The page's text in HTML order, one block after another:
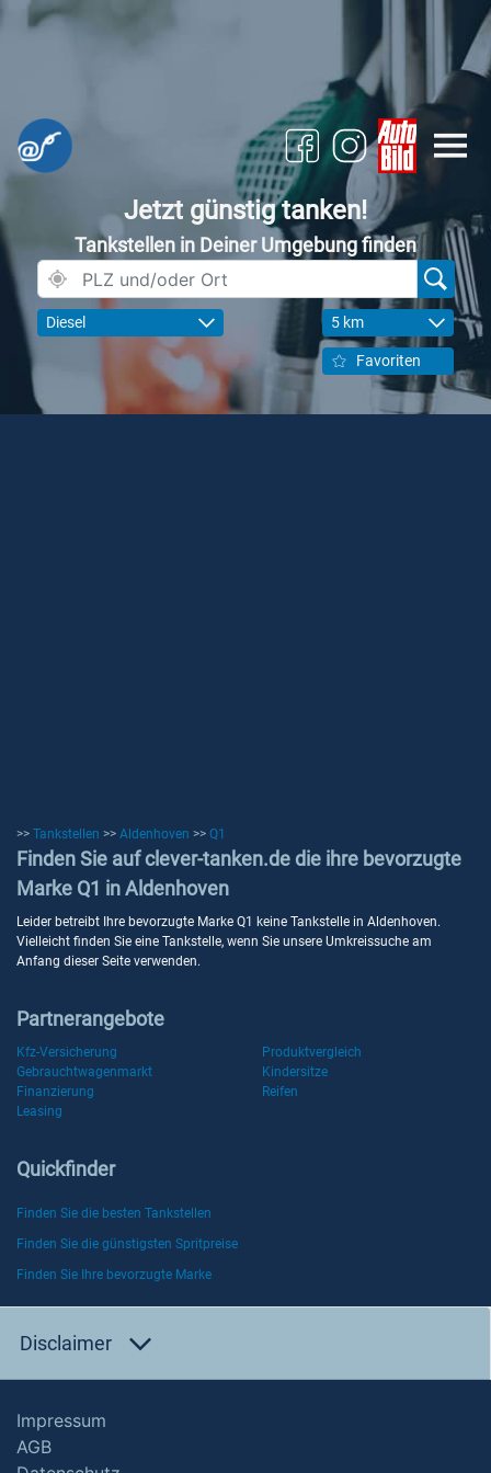
Jetzt günstig tanken!
Tankstellen in Deiner Umgebung finden
Diesel 5 km
Favoriten
>> Tankstellen >> Aldenhoven >> Q1
Finden Sie auf clever-tanken.de die ihre bevorzugte
Marke Q1 in Aldenhoven
Leider betreibt Ihre bevorzugte Marke Q1 keine Tankstelle in Aldenhoven.
Vielleicht finden Sie eine Tankstelle, wenn Sie unsere Umkreissuche am
Anfang dieser Seite verwenden.
Partnerangebote
Kfz-Versicherung
Produktvergleich
Gebrauchtwagenmarkt
Kindersitze
Finanzierung
Reifen
Leasing
Quickfinder
Finden Sie die besten Tankstellen
Finden Sie die günstigsten Spritpreise
Finden Sie Ihre bevorzugte Marke
Disclaimer
Impressum
AGB